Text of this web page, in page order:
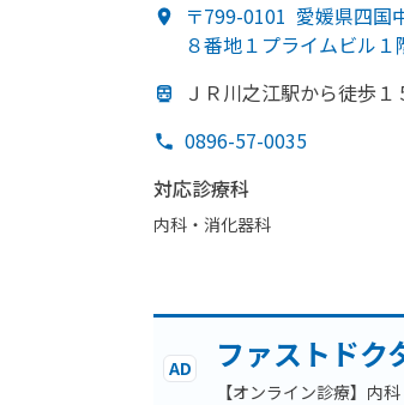
〒799-0101 愛媛県四国
８番地１プライムビル１
ＪＲ川之江駅から徒歩１
0896-57-0035
対応診療科
内科・​消化器科
AD ファストドク
【オンライン診療】内